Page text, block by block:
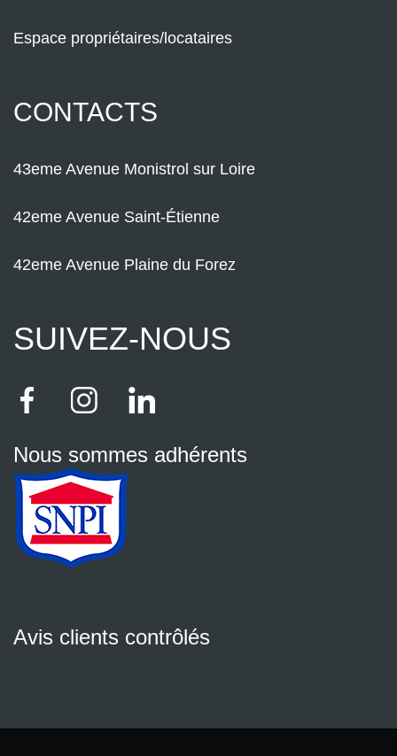
Espace propriétaires/locataires
CONTACTS
43eme Avenue Monistrol sur Loire
42eme Avenue Saint-Étienne
42eme Avenue Plaine du Forez
SUIVEZ-NOUS
Nous sommes adhérents
Avis clients contrôlés